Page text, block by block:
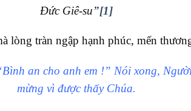
Đức Giê-su”[1]
lòng tràn ngập hạnh phúc, mến
an cho anh em !” Nói xong,
mừng vì được thấy Chúa.